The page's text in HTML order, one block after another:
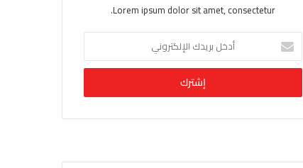
Lorem ipsum dolor sit amet, consectetur.
خ
ب
ك